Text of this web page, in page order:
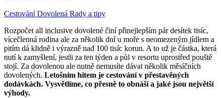
CestováníDovolená Rady a tipy
Rozpočet all inclusive dovolené činí přinejlepším pár desítek tisíc,
vícečlenná rodina ale za několik dní u moře s neomezeným jídlem a
pitím dá klidně i výrazně nad 100 tisíc korun. A to už je částka, která
nutí k zamyšlení, jestli za ten týden a půl v resortu uprostřed pouště
stojí. Za dovolenou ale nutně nemusíte dávat několik měsíčních
dovolených. Letošním hitem je cestování v přestavěných
dodávkách. Vysvětlíme, co přesně to obnáší a jaké jsou největší
výhody.